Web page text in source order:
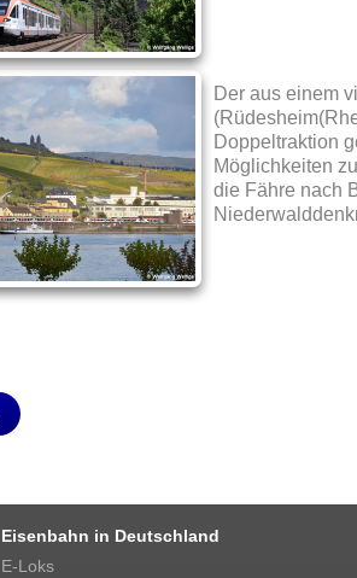
Der aus einem
Doppeltraktion
Möglichkeiten
die Fähre nach
Eisenbahn in Deutschland
E-Loks